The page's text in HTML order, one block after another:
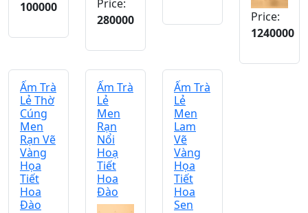
100000
Price:
280000
Price:
1240000
Ấm Trà
Lẻ Thờ
Cúng
Men
Rạn Vẽ
Vàng
Họa
Tiết
Hoa
Đào
Ấm Trà
Lẻ
Men
Rạn
Nổi
Hoạ
Tiết
Hoa
Đào
Ấm Trà
Lẻ
Men
Lam
Vẽ
Vàng
Họa
Tiết
Hoa
Sen